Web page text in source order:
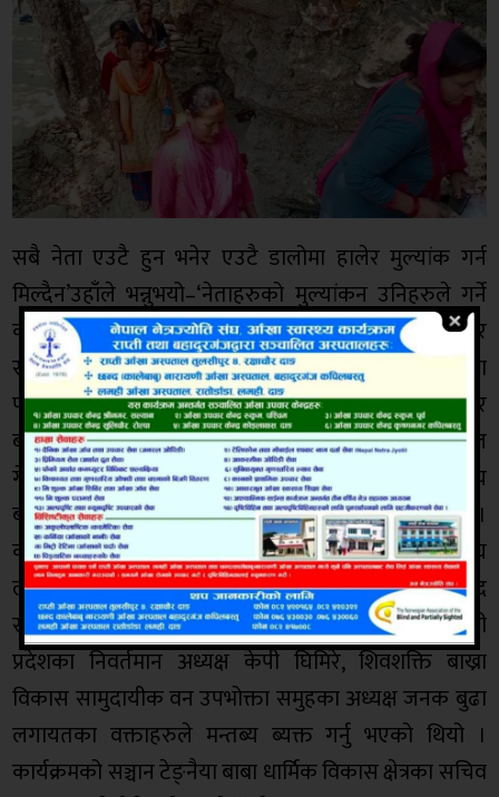
सबै नेता एउटै हुन भनेर एउटै डालोमा हालेर मुल्यांक गर्न
मिल्दैन’उहाँले भन्नुभयो–‘नेताहरुको मुल्यांकन उनिहरुले गर्ने
काम र व्यवहारलाई हेरेर गर्न सिक्नुपर्छ । एउटै डालोमा हालेर
सबै उस्तै हुन भनेर पन्छिन पाईदैन ।’ टेङ्नैया खोलाको विचमा
पक्कि पुल बनाइएको छ । पुल माथी गणेश भगवानको मन्दिर
बनाइएको छ । सधैं एकैनासको पानी चुहिने गुफामा च्यानल
गेट, दुई भजनकृतनको लागी घर, गौशालामा शौचालय
बनाइएको स्थानीय अगुवा जनक बुढाले जानकारी दिनुभयो ।
कार्यक्रममा वडा सदस्य देवा परियार, नेपाल पत्रकार महासंघ
लुम्बिनी प्रदेश समितिका उपाध्यक्ष चुमा आचार्य, प्रदेश परिषद
सदस्य राधेश्याम गुप्ता, सामुदायीक रेडियो प्रसारक संघ लुम्बिनी
प्रदेशका निवर्तमान अध्यक्ष केपी घिमिरे, शिवशक्ति बाख्रा
विकास सामुदायीक वन उपभोक्ता समुहका अध्यक्ष जनक बुढा
लगायतका वक्ताहरुले मन्तब्य ब्यक्त गर्नु भएको थियो ।
कार्यक्रमको सञ्चान टेङ्नैया बाबा धार्मिक विकास क्षेत्रका सचिव